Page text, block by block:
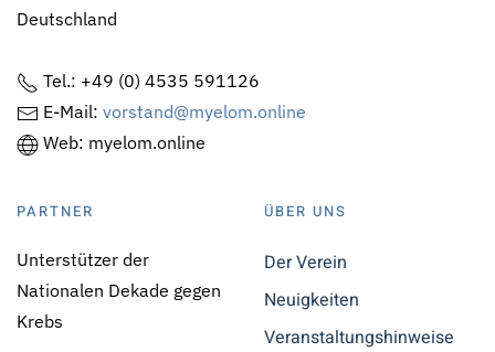
Deutschland
Tel.: +49 (0) 4535 591126
E-Mail: vorstand@myelom.online
Web: myelom.online
PARTNER
Unterstützer der
Nationalen Dekade gegen
Krebs
ÜBER UNS
Der Verein
Neuigkeiten
Veranstaltungshinweise